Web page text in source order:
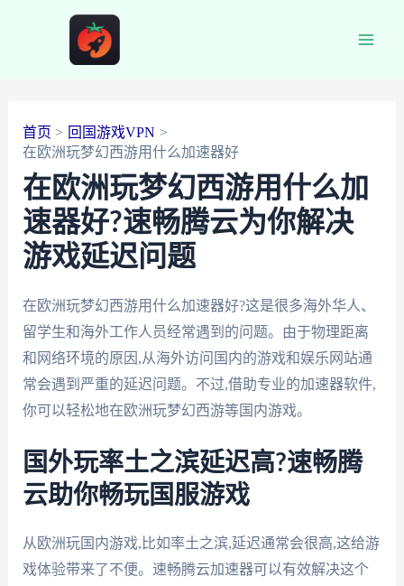
首页
回国游戏VPN
在欧洲玩梦幻西游用什么加速器好
在欧洲玩梦幻西游用什么加
速器好?速畅腾云为你解决
游戏延迟问题
在欧洲玩梦幻西游用什么加速器好?这是很多海外华人、
留学生和海外工作人员经常遇到的问题。由于物理距离
和网络环境的原因,从海外访问国内的游戏和娱乐网站通
常会遇到严重的延迟问题。不过,借助专业的加速器软件,
你可以轻松地在欧洲玩梦幻西游等国内游戏。
国外玩率土之滨延迟高?速畅腾
云助你畅玩国服游戏
从欧洲玩国内游戏,比如率土之滨,延迟通常会很高,这给游
戏体验带来了不便。速畅腾云加速器可以有效解决这个